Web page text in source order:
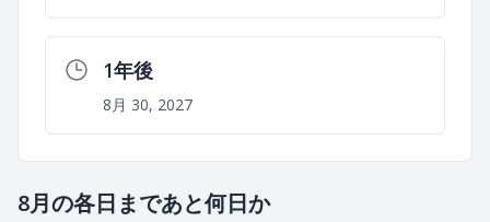
1年後
8月 30, 2027
8月の各日まであと何日か